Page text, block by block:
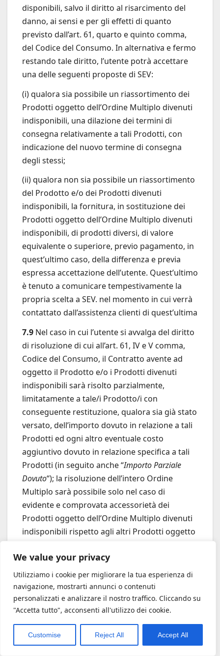
We value your privacy
Utilizziamo i cookie per migliorare la tua esperienza di
navigazione, mostrarti annunci o contenuti
personalizzati e analizzare il nostro traffico. Cliccando su
"Accetta tutto", acconsenti all'utilizzo dei cookie.
Customise Reject All Accept All
disponibili, salvo il diritto al risarcimento del
danno, ai sensi e per gli effetti di quanto
previsto dall’art. 61, quarto e quinto comma,
del Codice del Consumo. In alternativa e fermo
restando tale diritto, l’utente potrà accettare
una delle seguenti proposte di SEV:
(i) qualora sia possibile un riassortimento dei
Prodotti oggetto dell’Ordine Multiplo divenuti
indisponibili, una dilazione dei termini di
consegna relativamente a tali Prodotti, con
indicazione del nuovo termine di consegna
degli stessi;
(ii) qualora non sia possibile un riassortimento
del Prodotto e/o dei Prodotti divenuti
indisponibili, la fornitura, in sostituzione dei
Prodotti oggetto dell’Ordine Multiplo divenuti
indisponibili, di prodotti diversi, di valore
equivalente o superiore, previo pagamento, in
quest’ultimo caso, della differenza e previa
espressa accettazione dell’utente. Quest’ultimo
è tenuto a comunicare tempestivamente la
propria scelta a SEV. nel momento in cui verrà
contattato dall’assistenza clienti di quest’ultima
7.9 Nel caso in cui l’utente si avvalga del diritto
di risoluzione di cui all’art. 61, IV e V comma,
Codice del Consumo, il Contratto avente ad
oggetto il Prodotto e/o i Prodotti divenuti
indisponibili sarà risolto parzialmente,
limitatamente a tale/i Prodotto/i con
conseguente restituzione, qualora sia già stato
versato, dell’importo dovuto in relazione a tali
Prodotti ed ogni altro eventuale costo
aggiuntivo dovuto in relazione specifica a tali
Prodotti (in seguito anche “Importo Parziale
Dovuto“); la risoluzione dell’intero Ordine
Multiplo sarà possibile solo nel caso di
evidente e comprovata accessorietà dei
Prodotti oggetto dell’Ordine Multiplo divenuti
indisponibili rispetto agli altri Prodotti oggetto